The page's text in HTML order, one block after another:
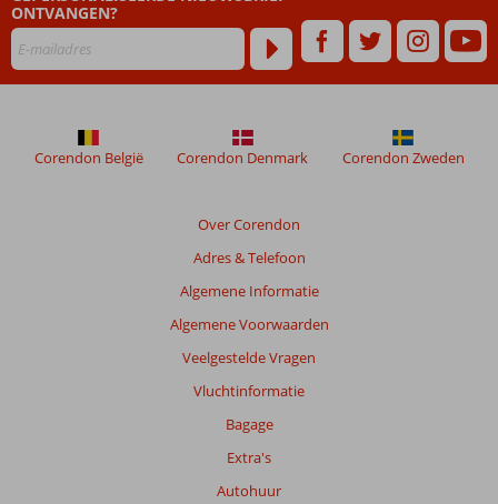
ONTVANGEN?
Over Corendon
Adres & Telefoon
Algemene Informatie
Algemene Voorwaarden
Veelgestelde Vragen
Vluchtinformatie
Bagage
Extra's
Autohuur
Corendon België Corendon Denmark Corendon Zweden